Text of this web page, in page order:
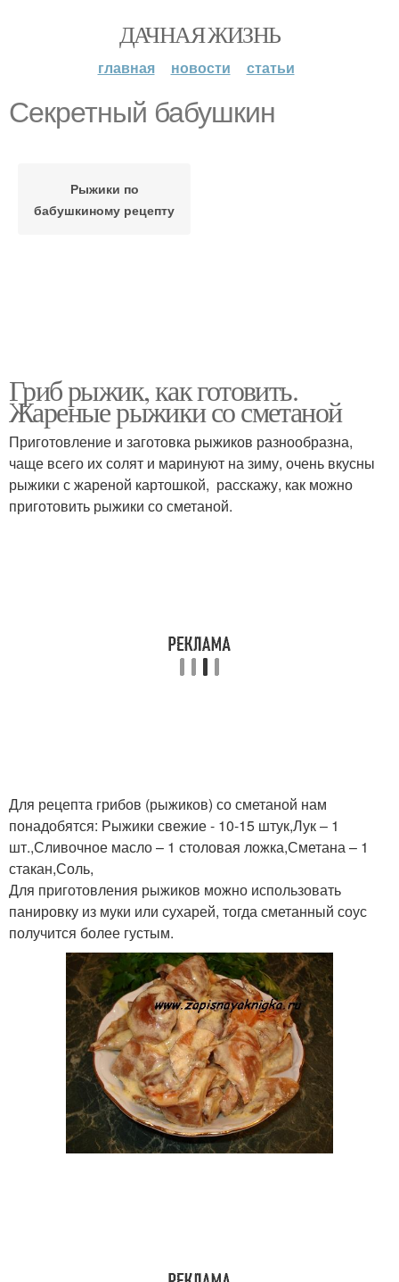
ДАЧНАЯ ЖИЗНЬ
главная новости статьи
Секретный бабушкин
Рыжики по
бабушкиному рецепту
Гриб рыжик, как готовить.
Жареные рыжики со сметаной
Приготовление и заготовка рыжиков разнообразна,
чаще всего их солят и маринуют на зиму, очень вкусны
рыжики с жареной картошкой, расскажу, как можно
приготовить рыжики со сметаной.
Для рецепта грибов (рыжиков) со сметаной нам
понадобятся: Рыжики свежие - 10-15 штук,Лук – 1
шт.,Сливочное масло – 1 столовая ложка,Сметана – 1
стакан,Соль,
Для приготовления рыжиков можно использовать
панировку из муки или сухарей, тогда сметанный соус
получится более густым.